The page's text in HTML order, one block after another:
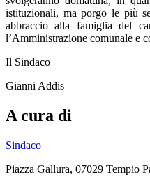
istituzionali, ma porgo le più
abbraccio alla famiglia del
l’Amministrazione comunale e
Il Sindaco
Gianni Addis
A cura di
Sindaco
Piazza Gallura, 07029 Tempio